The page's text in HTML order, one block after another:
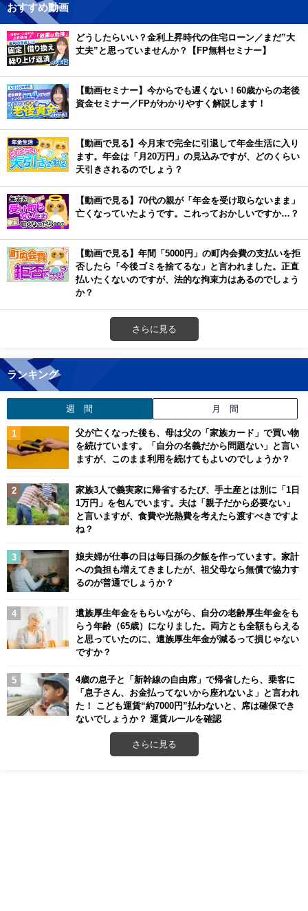
おすすめ動画
どうしたらいい？金利上昇時代の住宅ローン／まだ”大
丈夫”と思っていませんか？【FP無料セミナー】
【動画セミナー】今からでも遅くない！60歳からの老後
資金セミナー／FPがわかりやすく解説します！
【動画で見る】今月末で完全に引退して年金生活に入り
ます。年金は「月20万円」の見込みですが、どのくらい
天引きされるのでしょう？
【動画で見る】70代の親が「年金を受け取らないまま」
亡くなっていたようです。これっておかしいですか…？
【動画で見る】年間「5000円」の町内会費の支払いを拒
否したら「今後ゴミを捨てるな」と言われました。正直
払いたくないのですが、法的な拘束力はあるのでしょう
か？
さらに見る
ランキング
週 間 月 間
父が亡くなった後も、母は父の「家族カード」で買い物
を続けています。「自分の名義だから問題ない」と言い
ますが、このまま利用を続けてもよいのでしょうか？
家族3人で義実家に帰省するたび、手土産とは別に「1日
1万円」を包んでいます。夫は「親子だから必要ない」
と言いますが、食費や光熱費を考えたら渡すべきですよ
ね？
娘夫婦が仕事の日は毎日孫の夕飯を作っています。家計
への負担も増えてきましたが、祖父母なら無償で協力す
るのが普通でしょうか？
遺族厚生年金をもらいながら、自分の老齢厚生年金をも
らう年齢（65歳）になりました。両方とも全額もらえる
と思っていたのに、遺族厚生年金が減るって損じゃない
ですか？
4歳の息子と「新幹線の自由席」で帰省したら、乗客に
「息子さん、お金払ってないから座れないよ」と言われ
た！ こども運賃“約7000円”払わないと、席は確保でき
ないでしょうか？ 運賃ルールを確認
さらに見る